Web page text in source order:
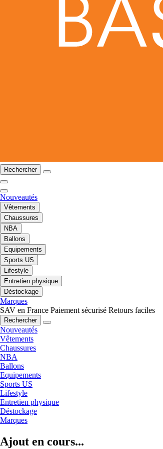
Rechercher
Nouveautés
Vêtements
Chaussures
NBA
Ballons
Equipements
Sports US
Lifestyle
Entretien physique
Déstockage
Marques
SAV en France Paiement sécurisé Retours faciles
Rechercher
Nouveautés
Vêtements
Chaussures
NBA
Ballons
Equipements
Sports US
Lifestyle
Entretien physique
Déstockage
Marques
Ajout en cours...